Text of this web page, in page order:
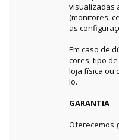
visualizadas
(monitores,
as
Em caso de
cores, tipo
loja física ou
lo.
GARANTIA
Oferecemos